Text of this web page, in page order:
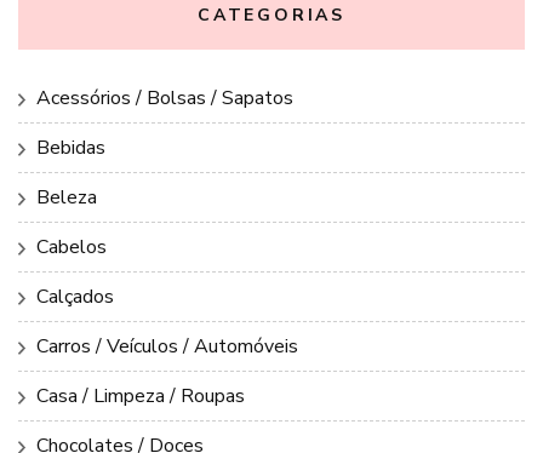
CATEGORIAS
Acessórios / Bolsas / Sapatos
Bebidas
Beleza
Cabelos
Calçados
Carros / Veículos / Automóveis
Casa / Limpeza / Roupas
Chocolates / Doces